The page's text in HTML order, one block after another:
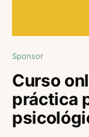
Sponsor
Curso
práctica